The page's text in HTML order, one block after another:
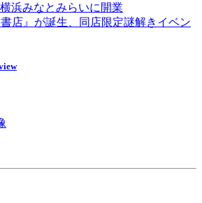
横浜みなとみらいに開業
店』が誕生、同店限定謎解きイベン